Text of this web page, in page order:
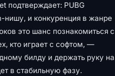
подтверждает: PUBG
нишу, и конкуренция в жанре
это шанс познакомиться с
кто играет с софтом, —
билду и держать руку на
в стабильную фазу.